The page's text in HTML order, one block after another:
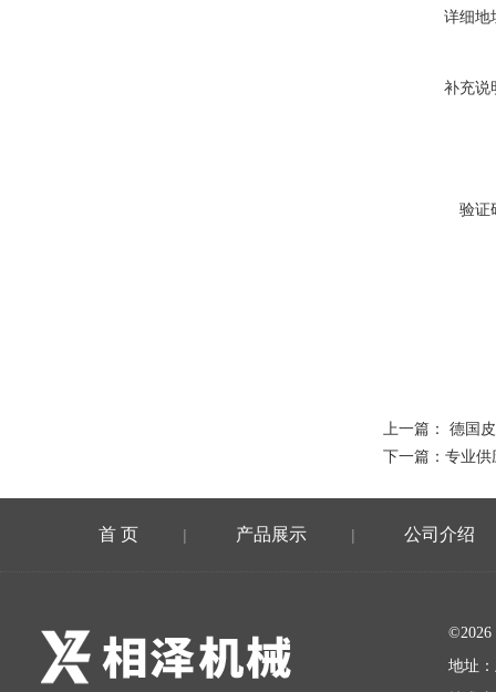
详细地
补充说
验证
上一篇： 德国
下一篇： 专业供
首 页 | 产品展示 | 公司介绍
地址